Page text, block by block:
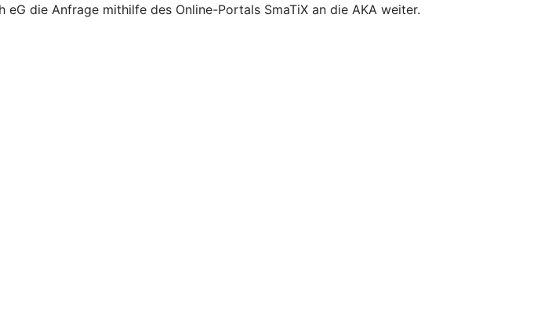
die Anfrage mithilfe des Online-Portals SmaTiX an die AKA weiter.